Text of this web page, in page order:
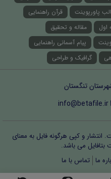
پاورپوینت
قرآن راهنمایی
اول
مقاله و تحقیق
پیام آسمانی راهنمایی
گرافیک و طراحی
تنگستان
info@betafile.ir
و کپی هرگونه فایل‌ به معنای
می باشد.
ما تماس با ما